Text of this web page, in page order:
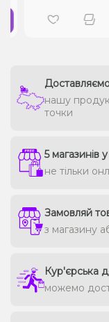
Доставляємо
нашу
точки
5 магазинів
не тільки
Замовляй
з магазину
Кур'єрська
можемо